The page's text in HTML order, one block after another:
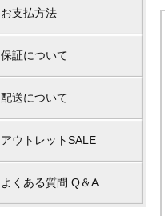
お支払方法
保証について
配送について
アウトレットSALE
よくある質問 Q＆A